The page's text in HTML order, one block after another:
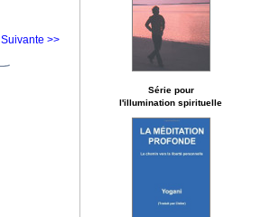
Suivante >>
Série pour
l'illumination spirituelle